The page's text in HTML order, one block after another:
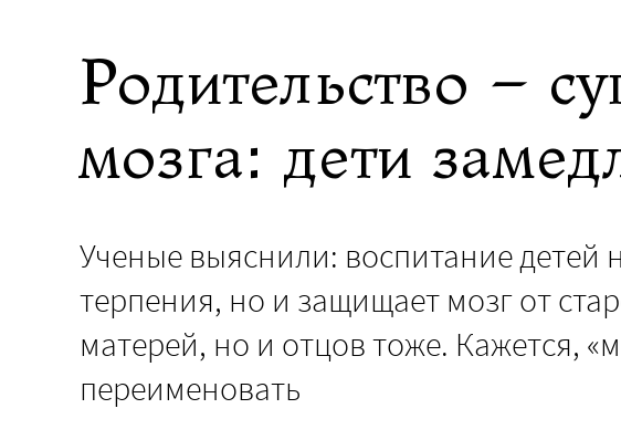
Родительство –
мозга: дети
Ученые выяснили: воспитание детей
терпения, но и защищает мозг от
матерей, но и отцов тоже. Кажется,
переименовать